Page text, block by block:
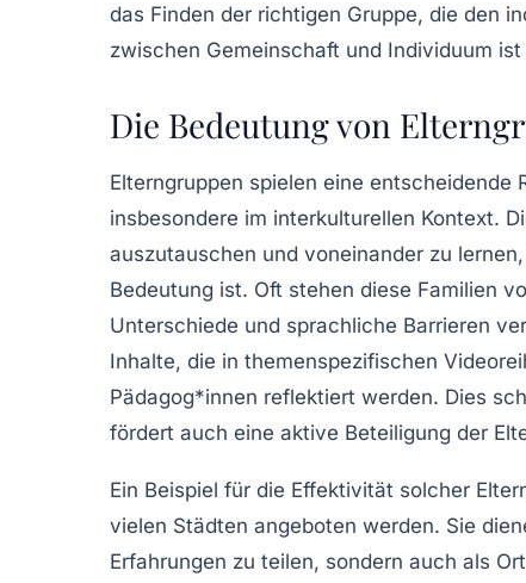
das Finden der richtigen Gruppe, die den
zwischen Gemeinschaft und Individuum ist
Die Bedeutung von
Elterngruppen spielen eine entscheidende
insbesondere im interkulturellen Kontext.
auszutauschen und voneinander zu
Bedeutung ist. Oft stehen diese Familien
Unterschiede und sprachliche Barrieren
Inhalte, die in themenspezifischen
Pädagog*innen reflektiert werden. Dies
fördert auch eine aktive Beteiligung der
Ein Beispiel für die Effektivität solcher
vielen Städten angeboten werden. Sie
Erfahrungen zu teilen, sondern auch als